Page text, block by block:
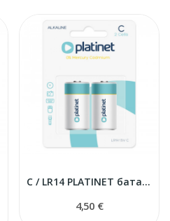
C / LR14 PLATINET батарейки
4,50 €